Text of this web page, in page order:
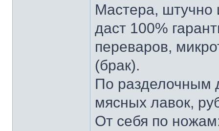
Мастера, штучно
даст 100%
переваров,
(брак).
По разделочным
мясных лавок,
От себя по